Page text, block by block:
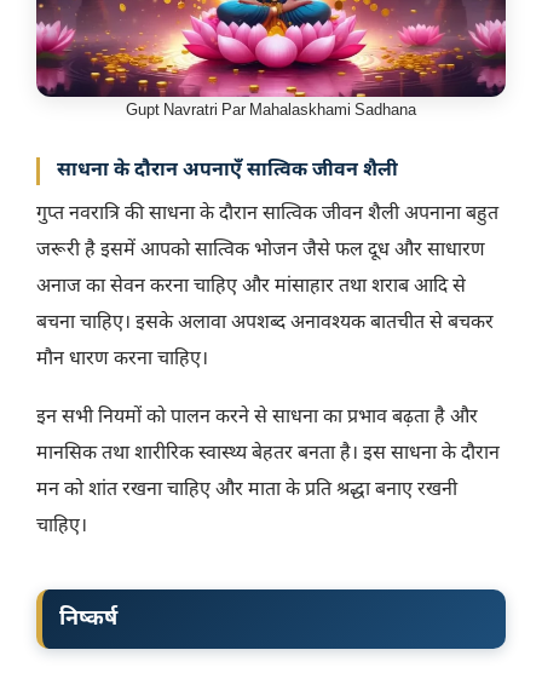
Gupt Navratri Par Mahalaskhami Sadhana
साधना के दौरान अपनाएँ सात्विक जीवन शैली
गुप्त नवरात्रि की साधना के दौरान सात्विक जीवन शैली अपनाना बहुत
जरूरी है इसमें आपको सात्विक भोजन जैसे फल दूध और साधारण
अनाज का सेवन करना चाहिए और मांसाहार तथा शराब आदि से
बचना चाहिए। इसके अलावा अपशब्द अनावश्यक बातचीत से बचकर
मौन धारण करना चाहिए।
इन सभी नियमों को पालन करने से साधना का प्रभाव बढ़ता है और
मानसिक तथा शारीरिक स्वास्थ्य बेहतर बनता है। इस साधना के दौरान
मन को शांत रखना चाहिए और माता के प्रति श्रद्धा बनाए रखनी
चाहिए।
निष्कर्ष